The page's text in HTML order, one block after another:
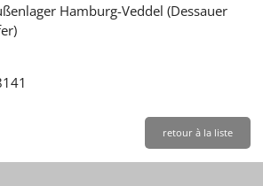
Hamburg-Veddel (Dessauer
retour à la liste